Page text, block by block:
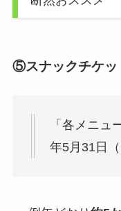
⑤スナックチケッ
「各メニュ
年5月31日（